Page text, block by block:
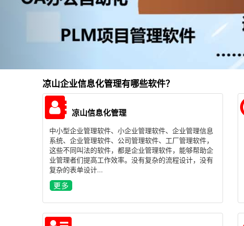
凉山企业信息化管理有哪些软件？
凉山信息化管理
中小型企业管理软件、小企业管理软件、企业管理信息
系统、企业管理软件、公司管理软件、工厂管理软件，
这些不同叫法的软件，都是企业管理软件，能够帮助企
业管理者们提高工作效率。没有复杂的流程设计，没有
复杂的表单设计...